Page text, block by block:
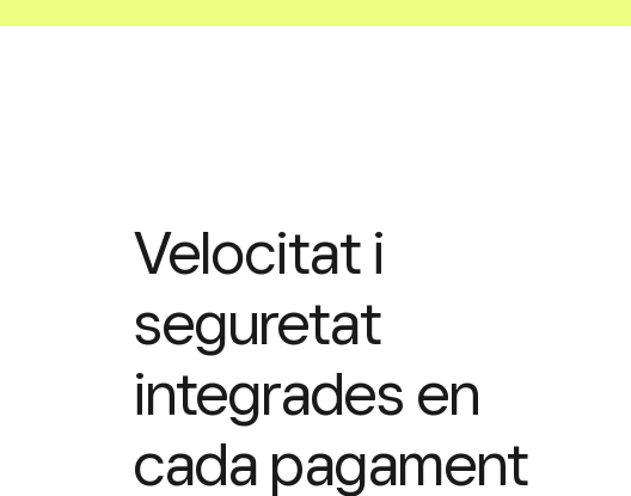
Velocitat i
seguretat
integrades en
cada pagament